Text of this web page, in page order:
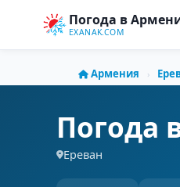
Погода в
EXANAK.COM
Армения ›
Погода
Ереван